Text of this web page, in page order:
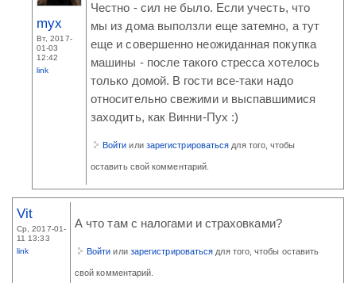
myx
Вт, 2017-
01-03
12:42
link
Честно - сил не было. Если учесть, что
мы из дома выползли еще затемно, а тут
еще и совершенно неожиданная покупка
машины - после такого стресса хотелось
только домой. В гости все-таки надо
относительно свежими и выспавшимися
заходить, как Винни-Пух :)
Войти или зарегистрироваться для того, чтобы
оставить свой комментарий.
Vit
Ср, 2017-01-
11 13:33
link
А что там с налогами и страховками?
Войти или зарегистрироваться для того, чтобы оставить
свой комментарий.